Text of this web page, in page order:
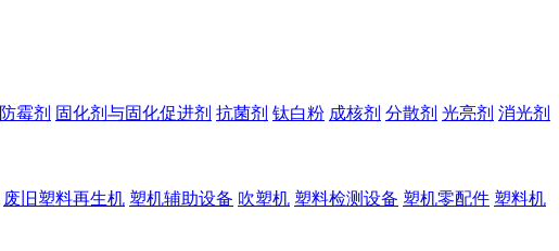
防霉剂 固化剂与固化促进剂 抗菌剂 钛白粉 成核剂 分散剂 光亮剂 消光剂
废旧塑料再生机 塑机辅助设备 吹塑机 塑料检测设备 塑机零配件 塑料机